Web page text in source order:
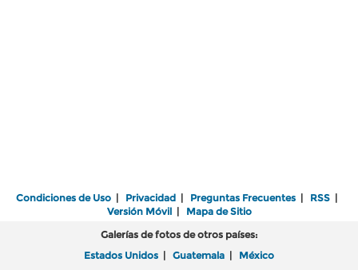
Condiciones de Uso | Privacidad | Preguntas Frecuentes | RSS |
Versión Móvil| Mapa de Sitio
Galerías de fotos de otros países:
Estados Unidos | Guatemala | México